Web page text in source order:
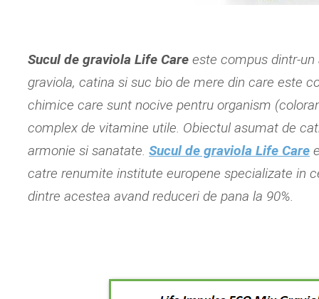
Sucul de graviola Life Care este compus dintr-
graviola, catina si suc bio de mere din care este
chimice care sunt nocive pentru organism
complex de vitamine utile. Obiectul asumat de
armonie si sanatate.Sucul de graviola Life Care
catre renumite institute europene specializate in
dintre acestea avand reduceri de pana la 90%.